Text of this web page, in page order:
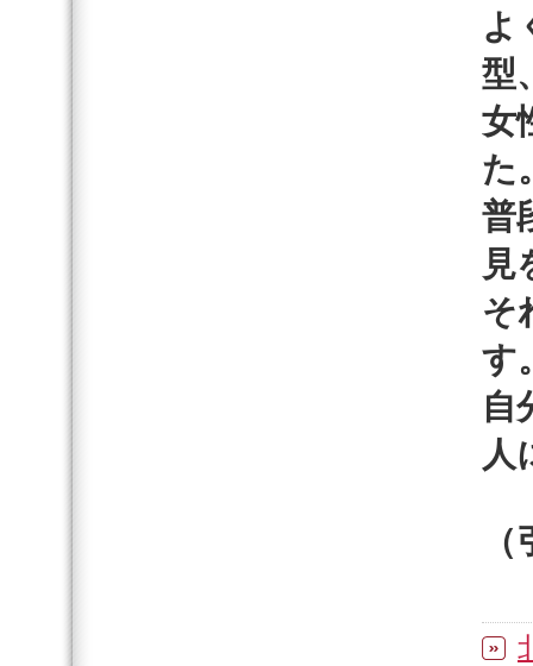
よ
型
女
た
普
見
そ
す
自
人